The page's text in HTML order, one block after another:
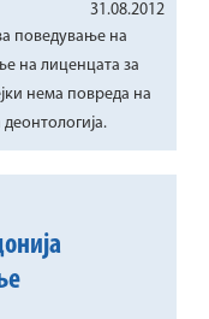
31.08.2012
поведување на
на лиценцата за
нема повреда на